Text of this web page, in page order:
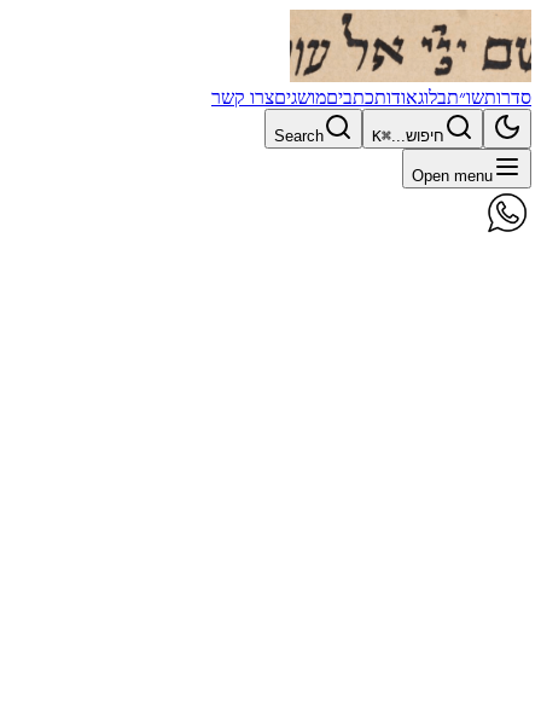
סדרותשו״תבלוגאודותכתביםמושגיםצרו קשר
חיפוש...⌘K
Search
Open menu